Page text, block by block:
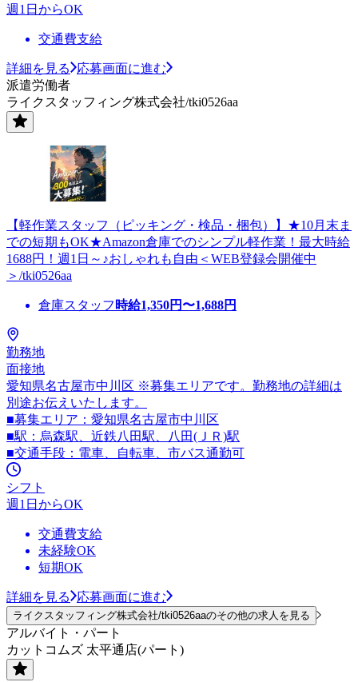
週1日からOK
交通費支給
詳細を見る
応募画面に進む
派遣労働者
ライクスタッフィング株式会社/tki0526aa
【軽作業スタッフ（ピッキング・検品・梱包）】★10月末ま
での短期もOK★Amazon倉庫でのシンプル軽作業！最大時給
1688円！週1日～♪おしゃれも自由＜WEB登録会開催中
＞/tki0526aa
倉庫スタッフ 時給1,350円〜1,688円
勤務地
面接地
愛知県名古屋市中川区 ※募集エリアです。勤務地の詳細は
別途お伝えいたします。
■募集エリア：愛知県名古屋市中川区
■駅：烏森駅、近鉄八田駅、八田(ＪＲ)駅
■交通手段：電車、自転車、市バス通勤可
シフト
週1日からOK
交通費支給
未経験OK
短期OK
詳細を見る 応募画面に進む
ライクスタッフィング株式会社/tki0526aaのその他の求人を見る
アルバイト・パート
カットコムズ 太平通店(パート)